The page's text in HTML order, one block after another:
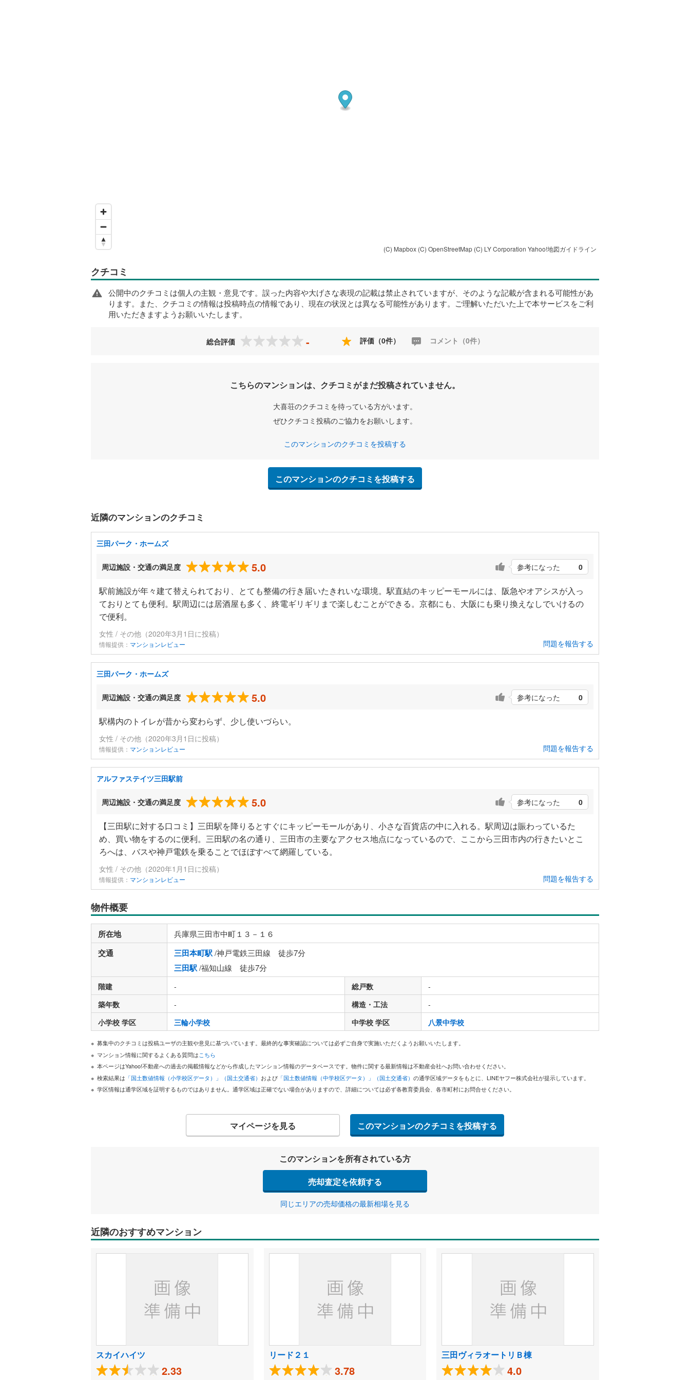
(C) Mapbox (C) OpenStreetMap (C) LY Corporation Yahoo!地図ガイドライン
クチコミ
公開中のクチコミは個人の主観・意見です。誤った内容や大げさな表現の記載は禁止されていますが、そのような記載が含まれる可能性があ
ります。また、クチコミの情報は投稿時点の情報であり、現在の状況とは異なる可能性があります。ご理解いただいた上で本サービスをご利
用いただきますようお願いいたします。
総合評価 - 評価（0件） コメント（0件）
こちらのマンションは、クチコミがまだ投稿されていません。
大喜荘のクチコミを待っている方がいます。
ぜひクチコミ投稿のご協力をお願いします。
このマンションのクチコミを投稿する
このマンションのクチコミを投稿する
近隣のマンションのクチコミ
三田パーク・ホームズ
周辺施設・交通の満足度 5.0 参考になった 0
駅前施設が年々建て替えられており、とても整備の行き届いたきれいな環境。駅直結のキッピーモールには、阪急やオアシスが入っ
ておりとても便利。駅周辺には居酒屋も多く、終電ギリギリまで楽しむことができる。京都にも、大阪にも乗り換えなしでいけるの
で便利。
女性 / その他（2020年3月1日に投稿）
情報提供： マンションレビュー 問題を報告する
三田パーク・ホームズ
周辺施設・交通の満足度 5.0 参考になった 0
駅構内のトイレが昔から変わらず、少し使いづらい。
女性 / その他（2020年3月1日に投稿）
情報提供： マンションレビュー 問題を報告する
アルファステイツ三田駅前
周辺施設・交通の満足度 5.0 参考になった 0
【三田駅に対する口コミ】三田駅を降りるとすぐにキッピーモールがあり、小さな百貨店の中に入れる。駅周辺は賑わっているた
め、買い物をするのに便利。三田駅の名の通り、三田市の主要なアクセス地点になっているので、ここから三田市内の行きたいとこ
ろへは、バスや神戸電鉄を乗ることでほぼすべて網羅している。
女性 / その他（2020年1月1日に投稿）
情報提供： マンションレビュー 問題を報告する
物件概要
所在地 兵庫県三田市中町１３－１６
交通 三田本町駅/神戸電鉄三田線 徒歩7分
三田駅/福知山線 徒歩7分
階建 - 総戸数
-
築年数
- 構造・工法
-
小学校 学区
三輪小学校 中学校 学区 八景中学校
募集中のクチコミは投稿ユーザの主観や意見に基づいています。最終的な事実確認については必ずご自身で実施いただくようお願いいたします。
マンション情報に関するよくある質問はこちら
本ページはYahoo!不動産への過去の掲載情報などから作成したマンション情報のデータベースです。物件に関する最新情報は不動産会社へお問い合わせください。
検索結果は 「国土数値情報（小学校区データ）」（国土交通省） および 「国土数値情報（中学校区データ）」（国土交通省） の通学区域データをもとに、LINEヤフー株式会社が提示しています。
学区情報は通学区域を証明するものではありません。通学区域は正確でない場合がありますので、詳細については必ず各教育委員会、各市町村にお問合せください。
マイページを見る このマンションのクチコミを投稿する
このマンションを所有されている方
売却査定を依頼する
同じエリアの売却価格の最新相場を見る
近隣のおすすめマンション
スカイハイツ
2.33
リード２１
3.78
三田ヴィラオートリＢ棟
4.0